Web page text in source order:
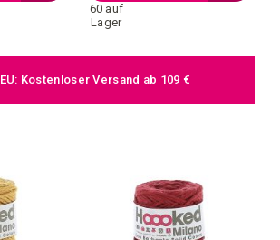
Wunschliste
60 auf
Lager
EU: Kostenloser Versand ab 109 €